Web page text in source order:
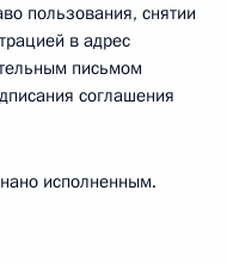
пользования, снятии
в адрес
письмом
соглашения
исполненным.